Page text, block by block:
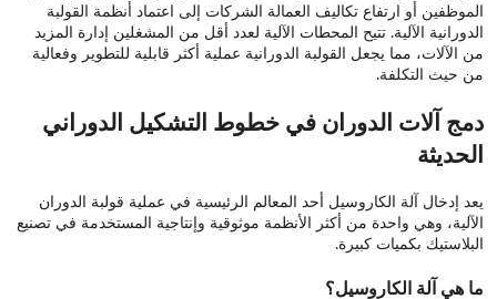
الموظفين أو ارتفاع تكاليف العمالة الشركات إلى اعتماد أنظمة القولبة
الدورانية الآلية. تتيح المحطات الآلية لعدد أقل من المشغلين إدارة المزيد
من الآلات، مما يجعل القولبة الدورانية عملية أكثر قابلية للتطوير وفعالية
من حيث التكلفة.
دمج آلات الدوران في خطوط التشكيل الدوراني
الحديثة
يعد إدخال آلة الكاروسيل أحد المعالم الرئيسية في عملية قولبة الدوران
الآلية، وهي واحدة من أكثر الأنظمة موثوقية وإنتاجية المستخدمة في تصنيع
البلاستيك بكميات كبيرة.
ما هي آلة الكاروسيل؟